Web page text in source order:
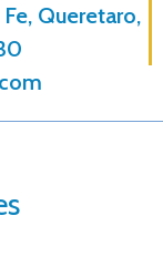
Fe, Queretaro,